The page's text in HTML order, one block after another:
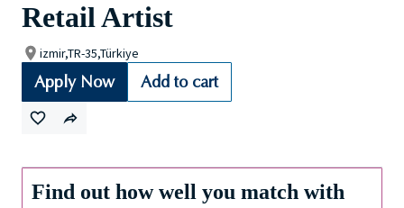
Retail Artist
izmir,TR-35,Türkiye
Apply Now Add to cart
Find out how well you match with